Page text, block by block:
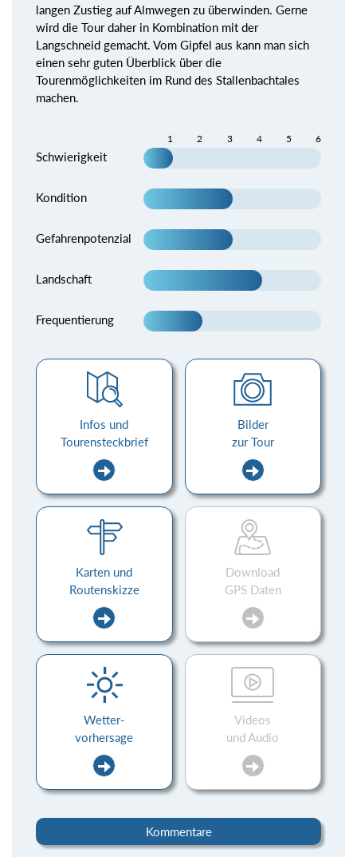
langen Zustieg auf Almwegen zu überwinden. Gerne
wird die Tour daher in Kombination mit der
Langschneid gemacht. Vom Gipfel aus kann man sich
einen sehr guten Überblick über die
Tourenmöglichkeiten im Rund des Stallenbachtales
machen.
1 2 3 4 5 6
Schwierigkeit
Kondition
Gefahrenpotenzial
Landschaft
Frequentierung
Infos und
Tourensteckbrief
Bilder
zur Tour
Karten und
Routenskizze
Download
GPS Daten
Wetter-
vorhersage
Videos
und Audio
Kommentare